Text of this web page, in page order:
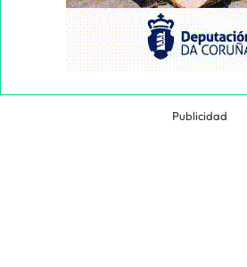
Publicidad